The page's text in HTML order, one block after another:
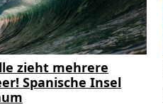
zieht mehrere
Spanische Insel